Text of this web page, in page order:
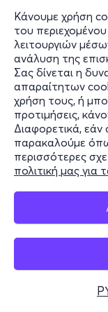
Κάνουμε χρήση
του
λειτουργιών
ανάλυση της
Σας δίνεται η
απαραίτητων
χρήση τους, ή
προτιμήσεις,
Διαφορετικά,
παρακαλούμε
περισσότερες
πολιτική μας για